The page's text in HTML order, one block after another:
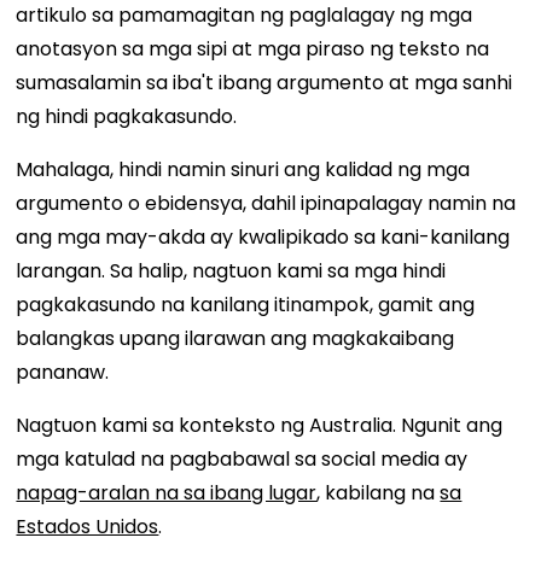
artikulo sa pamamagitan ng paglalagay ng mga
anotasyon sa mga sipi at mga piraso ng teksto na
sumasalamin sa iba't ibang argumento at mga sanhi
ng hindi pagkakasundo.
Mahalaga, hindi namin sinuri ang kalidad ng mga
argumento o ebidensya, dahil ipinapalagay namin na
ang mga may-akda ay kwalipikado sa kani-kanilang
larangan. Sa halip, nagtuon kami sa mga hindi
pagkakasundo na kanilang itinampok, gamit ang
balangkas upang ilarawan ang magkakaibang
pananaw.
Nagtuon kami sa konteksto ng Australia. Ngunit ang
mga katulad na pagbabawal sa social media ay
napag-aralan na sa ibang lugar, kabilang nasa
Estados Unidos.